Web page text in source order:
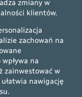
zmiany w
klientów.
zachowań na
na
zainwestować w
nawigację